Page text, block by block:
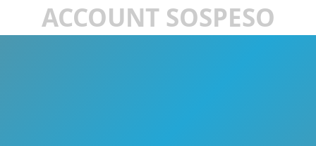
ACCOUNT SOSPESO